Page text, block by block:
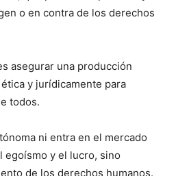
o en contra de los derechos
asegurar una producción
y jurídicamente para
todos.
ni entra en el mercado
egoísmo y el lucro, sino
de los derechos humanos.